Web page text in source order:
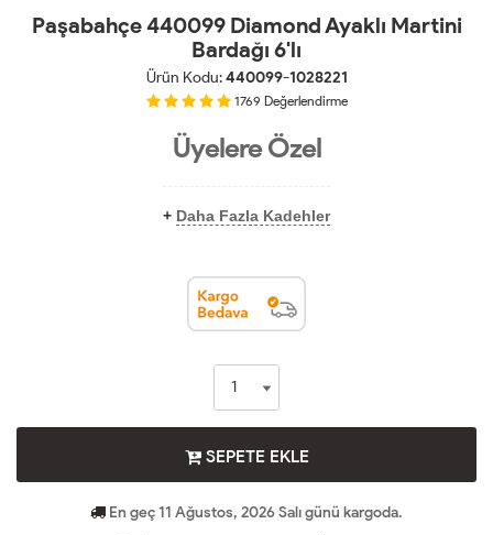
Paşabahçe 440099 Diamond Ayaklı Martini
Bardağı 6'lı
Ürün Kodu:440099-1028221
1769 Değerlendirme
Üyelere Özel
+ Daha Fazla Kadehler
SEPETE EKLE
En geç 11 Ağustos, 2026 Salı günü kargoda.